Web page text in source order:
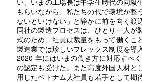
もらいながら、私たちの代で環境が整
ないといけない」と静かに前を向く渡辺
同社の製造プロセスは、ひとり一人が
式のため、社員は裁量をもって働くこ
製造業では珍しいフレックス制度を導
2020 年にはいまの働き方に対応すべく
の認定も受けた。また高度外国人材と
用したベトナム人社員も若手として期